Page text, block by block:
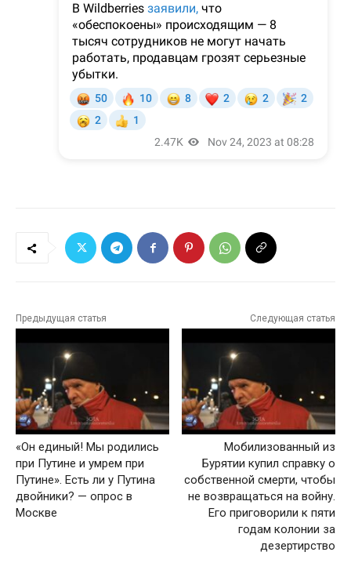
Предыдущая статья
«Он единый! Мы родились
при Путине и умрем при
Путине». Есть ли у Путина
двойники? — опрос в
Москве
Следующая статья
Мобилизованный из
Бурятии купил справку о
собственной смерти, чтобы
не возвращаться на войну.
Его приговорили к пяти
годам колонии за
дезертирство